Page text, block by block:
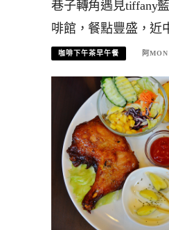
巷子轉角遇見tiffany
啡館，餐點豐盛，近
咖啡下午茶早午餐 阿MON